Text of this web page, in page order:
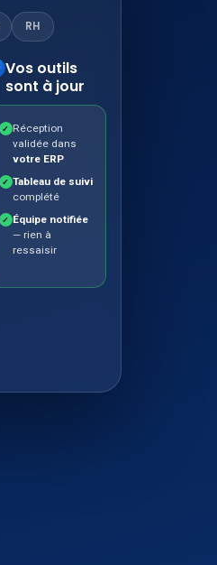
RH
Vos outils
sont à jour
✓ Réception
validée dans
votre ERP
✓ Tableau de suivi
complété
✓ Équipe notifiée
— rien à
ressaisir